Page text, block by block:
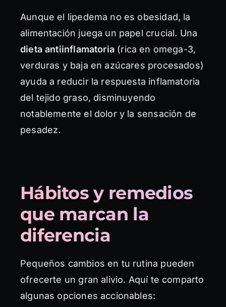
Aunque el lipedema no es obesidad, la
alimentación juega un papel crucial. Una
dieta antiinflamatoria(rica en omega-3,
verduras y baja en azúcares procesados)
ayuda a reducir la respuesta inflamatoria
del tejido graso, disminuyendo
notablemente el dolor y la sensación de
pesadez.
Hábitos y remedios
que marcan la
diferencia
Pequeños cambios en tu rutina pueden
ofrecerte un gran alivio. Aquí te comparto
algunas opciones accionables: